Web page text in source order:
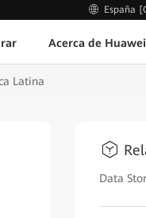
España
Acerca de Huawei
Latina
Data